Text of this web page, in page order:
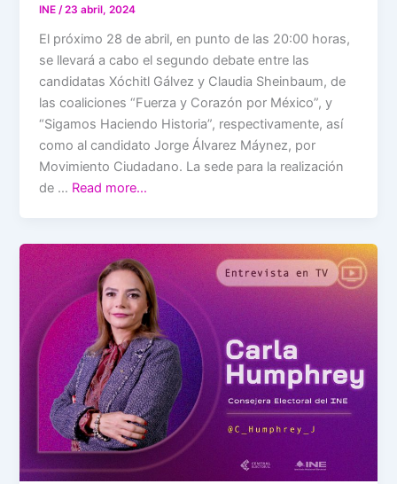
INE/23 abril, 2024
El próximo 28 de abril, en punto de las 20:00 horas,
se llevará a cabo el segundo debate entre las
candidatas Xóchitl Gálvez y Claudia Sheinbaum, de
las coaliciones “Fuerza y Corazón por México”, y
“Sigamos Haciendo Historia”, respectivamente, así
como al candidato Jorge Álvarez Máynez, por
Movimiento Ciudadano. La sede para la realización
de … Read more…